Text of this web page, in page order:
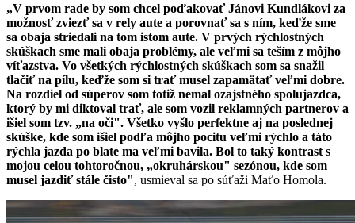
„V prvom rade by som chcel poďakovať Jánovi Kundlákovi za
možnosť zviezť sa v rely aute a porovnať sa s ním, keďže sme
sa obaja striedali na tom istom aute. V prvých rýchlostných
skúškach sme mali obaja problémy, ale veľmi sa teším z môjho
víťazstva. Vo všetkých rýchlostných skúškach som sa snažil
tlačiť na pílu, keďže som si trať musel zapamätať veľmi dobre.
Na rozdiel od súperov som totiž nemal ozajstného spolujazdca,
ktorý by mi diktoval trať, ale som vozil reklamných partnerov a
išiel som tzv. „na oči". Všetko vyšlo perfektne aj na poslednej
skúške, kde som išiel podľa môjho pocitu veľmi rýchlo a táto
rýchla jazda po blate ma veľmi bavila. Bol to taký kontrast s
mojou celou tohtoročnou, „okruhárskou" sezónou, kde som
musel jazdiť stále čisto", usmieval sa po súťaži Maťo Homola.